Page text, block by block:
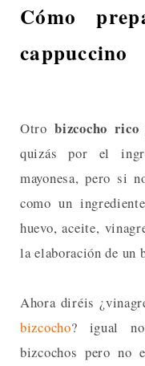
Cómo
cappuccino
Otrobizcocho
quizás por el
mayonesa, pero si
como un
huevo, aceite,
la elaboración de un
Ahora diréis
bizcocho? igual
bizcochos pero no